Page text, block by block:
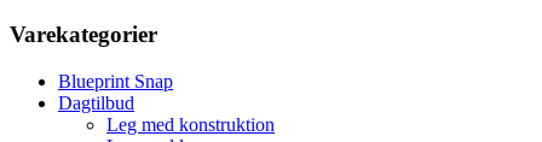
Varekategorier
Blueprint Snap
Dagtilbud
Leg med konstruktion